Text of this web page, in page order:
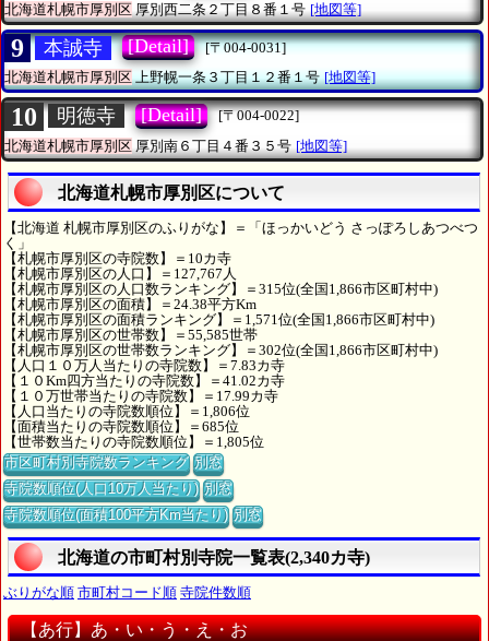
北海道札幌市厚別区厚別西二条２丁目８番１号 [地図等]
9 本誠寺 [Detail]
[〒004-0031]
北海道札幌市厚別区上野幌一条３丁目１２番１号 [地図等]
10 明徳寺 [Detail]
[〒004-0022]
北海道札幌市厚別区 厚別南６丁目４番３５号 [地図等]
北海道札幌市厚別区について
【北海道 札幌市厚別区のふりがな】＝「ほっかいどう さっぽろしあつべつ
く」
【札幌市厚別区の寺院数】＝10カ寺
【札幌市厚別区の人口】＝127,767人
【札幌市厚別区の人口数ランキング】＝315位(全国1,866市区町村中)
【札幌市厚別区の面積】＝24.38平方Km
【札幌市厚別区の面積ランキング】＝1,571位(全国1,866市区町村中)
【札幌市厚別区の世帯数】＝55,585世帯
【札幌市厚別区の世帯数ランキング】＝302位(全国1,866市区町村中)
【人口１０万人当たりの寺院数】＝7.83カ寺
【１０Km四方当たりの寺院数】＝41.02カ寺
【１０万世帯当たりの寺院数】＝17.99カ寺
【人口当たりの寺院数順位】＝1,806位
【面積当たりの寺院数順位】＝685位
【世帯数当たりの寺院数順位】＝1,805位
市区町村別寺院数ランキング 別窓
寺院数順位(人口10万人当たり) 別窓
寺院数順位(面積100平方Km当たり) 別窓
北海道の市町村別寺院一覧表(2,340カ寺)
ぶりがな順 市町村コード順 寺院件数順
【あ行】あ・い・う・え・お